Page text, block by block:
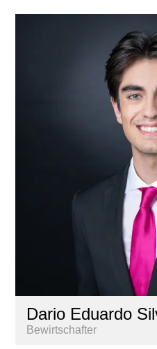
Dario Eduardo
Bewirtschafter